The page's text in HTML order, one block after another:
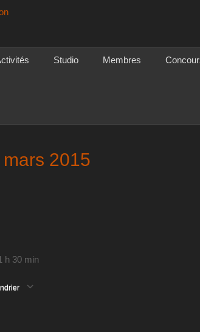
Dimension
Studio Membres
2015
h 30 min